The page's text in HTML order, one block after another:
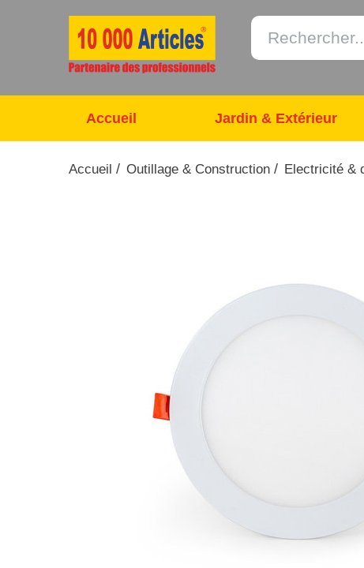
Accueil Jardin & Extérieur
Accueil / Outillage & Construction / Electricité &